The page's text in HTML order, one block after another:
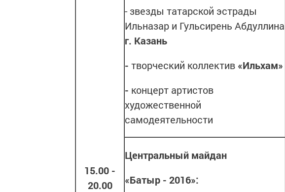
15.00 -
20.00
- звезды татарской эстрады
Ильназар и Гульсирень Абдуллина
г. Казань
- творческий коллектив «Ильхам»
- концерт артистов
художественной
самодеятельности
Центральный майдан
«Батыр - 2016»: